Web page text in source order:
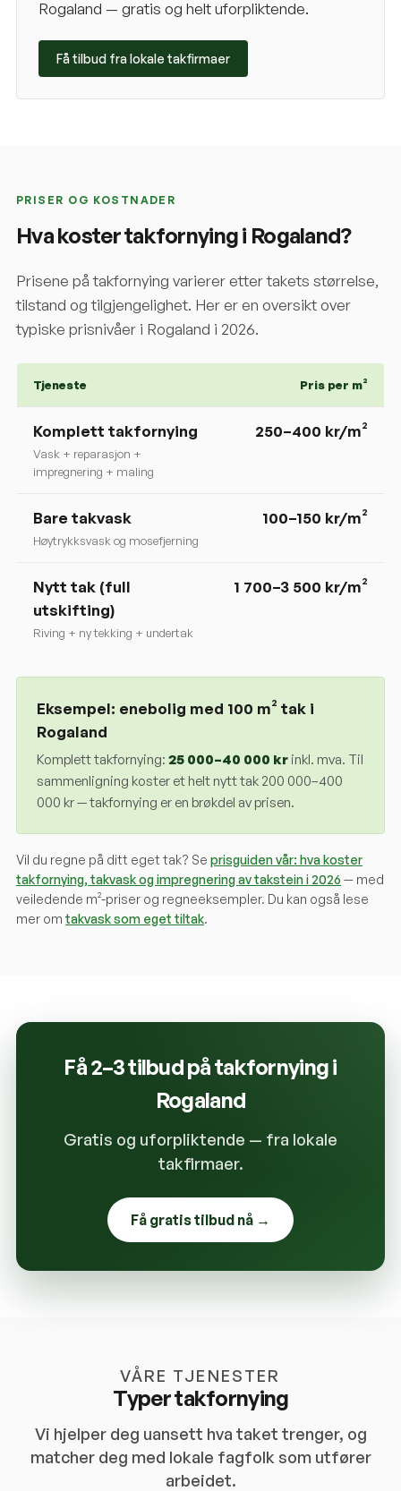
Rogaland — gratis og helt uforpliktende.
Få tilbud fra lokale takfirmaer
PRISER OG KOSTNADER
Hva koster takfornying i Rogaland?
Prisene på takfornying varierer etter takets størrelse,
tilstand og tilgjengelighet. Her er en oversikt over
typiske prisnivåer i Rogaland i 2026.
Tjeneste Pris per m²
Komplett takfornying
Vask + reparasjon +
impregnering + maling
250–400 kr/m²
Bare takvask
Høytrykksvask og mosefjerning
100–150 kr/m²
Nytt tak (full
utskifting)
Riving + ny tekking + undertak
1 700–3 500 kr/m²
Eksempel: enebolig med 100 m² tak i
Rogaland
Komplett takfornying: 25 000–40 000 kr inkl. mva. Til
sammenligning koster et helt nytt tak 200 000–400
000 kr — takfornying er en brøkdel av prisen.
Vil du regne på ditt eget tak? Se prisguiden vår: hva koster
takfornying, takvask og impregnering av takstein i 2026 — med
veiledende m²-priser og regneeksempler. Du kan også lese
mer om takvask som eget tiltak.
Få 2–3 tilbud på takfornying i
Rogaland
Gratis og uforpliktende — fra lokale
takfirmaer.
Få gratis tilbud nå →
VÅRE TJENESTER
Typer takfornying
Vi hjelper deg uansett hva taket trenger, og
matcher deg med lokale fagfolk som utfører
arbeidet.